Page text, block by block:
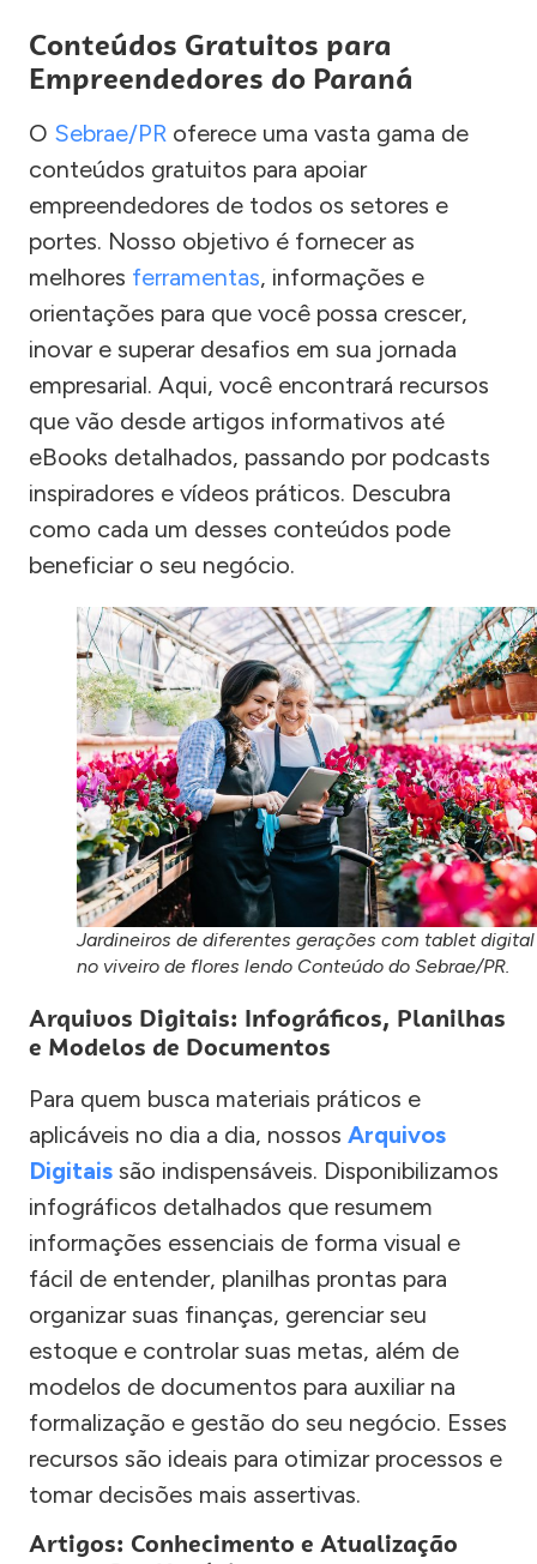
Conteúdos Gratuitos para
Empreendedores do Paraná
O Sebrae/PR oferece uma vasta gama de
conteúdos gratuitos para apoiar
empreendedores de todos os setores e
portes. Nosso objetivo é fornecer as
melhores ferramentas, informações e
orientações para que você possa crescer,
inovar e superar desafios em sua jornada
empresarial. Aqui, você encontrará recursos
que vão desde artigos informativos até
eBooks detalhados, passando por podcasts
inspiradores e vídeos práticos. Descubra
como cada um desses conteúdos pode
beneficiar o seu negócio.
Jardineiros de diferentes gerações com tablet digital
no viveiro de flores lendo Conteúdo do Sebrae/PR.
Arquivos Digitais: Infográficos, Planilhas
e Modelos de Documentos
Para quem busca materiais práticos e
aplicáveis no dia a dia, nossos Arquivos
Digitais são indispensáveis. Disponibilizamos
infográficos detalhados que resumem
informações essenciais de forma visual e
fácil de entender, planilhas prontas para
organizar suas finanças, gerenciar seu
estoque e controlar suas metas, além de
modelos de documentos para auxiliar na
formalização e gestão do seu negócio. Esses
recursos são ideais para otimizar processos e
tomar decisões mais assertivas.
Artigos: Conhecimento e Atualização